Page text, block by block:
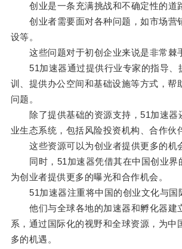
创业是一条充满挑战和不确定性的道
创业者需要面对各种问题，如市场营
设等。
这些问题对于初创企业来说是非常棘
51加速器通过提供行业专家的指导、
训、提供办公空间和基础设施等方式，帮
问题。
除了提供基础的资源支持，51加速器
业生态系统，包括风险投资机构、合作伙
这些资源可以为创业者提供更多的机
同时，51加速器凭借其在中国创业界
为创业者提供更多的曝光和合作机会。
51加速器注重将中国的创业文化与国
他们与全球各地的加速器和孵化器建
系，通过国际化的视野和全球资源，为中
多的机遇。